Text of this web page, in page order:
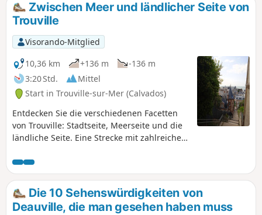
Zwischen Meer und ländlicher Seite von
Trouville
Visorando-Mitglied
10,36 km
+136 m
-136 m
3:20 Std.
Mittel
Start in Trouville-sur-Mer (Calvados)
Entdecken Sie die verschiedenen Facetten
von Trouville: Stadtseite, Meerseite und die
ländliche Seite. Eine Strecke mit zahlreichen
die Landschaft der Normandie. Für alle, die
den Hafen von Trouville kennen!
Die 10 Sehenswürdigkeiten von
Deauville, die man gesehen haben muss